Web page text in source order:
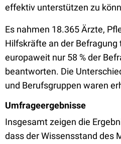
effektiv unterstützen zu
Es nahmen 18.365 Ärzte,
Hilfskräfte an der
europaweit nur 58 % der
beantworten. Die
und Berufsgruppen waren
Umfrageergebnisse
Insgesamt zeigen die
dass der Wissensstand des